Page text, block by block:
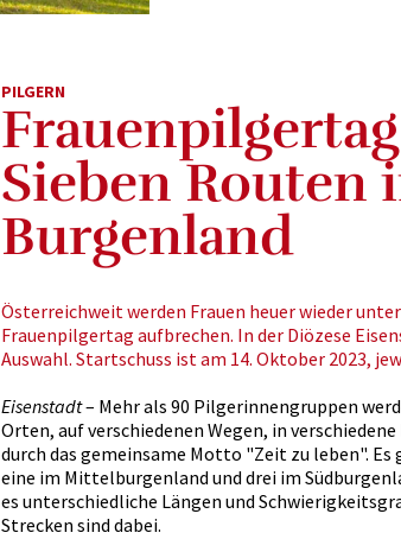
PILGERN
Sieben Routen
Burgenland
Österreichweit werden Frauen heuer wieder
Frauenpilgertag aufbrechen. In der Diözese
Auswahl. Startschuss ist am 14. Oktober 2023,
Eisenstadt– Mehr als 90 Pilgerinnengruppen
Orten, auf verschiedenen Wegen, in
durch das gemeinsame Motto "Zeit zu leben".
eine im Mittelburgenland und drei im
es unterschiedliche Längen und
Strecken sind dabei.